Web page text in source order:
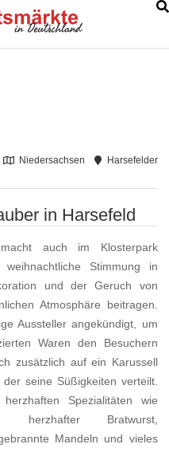
Niedersachsen
Harsefelder
in Harsefeld
auch im Klosterpark
Stimmung in
und der Geruch von
Atmosphäre beitragen.
Aussteller angekündigt, um
Waren den Besuchern
zusätzlich auf ein Karussell
seine Süßigkeiten verteilt.
Spezialitäten wie
herzhafter Bratwurst,
Mandeln und vieles